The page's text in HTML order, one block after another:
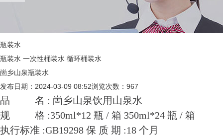
瓶装水
瓶装水 一次性桶装水 循环桶装水
崮乡山泉瓶装水
发布日期：2024-03-09 08:52浏览次数： 967
品 名 : 崮乡山泉饮用山泉水
规 格 :350ml*12 瓶 / 箱 350ml*24 瓶 / 箱
执行标准 :GB19298 保 质 期 :18 个月